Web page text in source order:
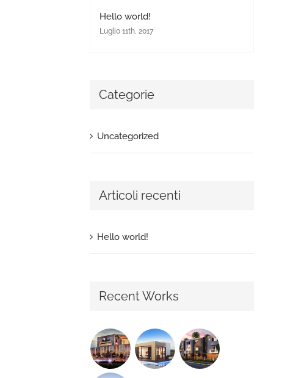
Hello world!
Luglio 11th, 2017
Categorie
Uncategorized
Articoli recenti
Hello world!
Recent Works